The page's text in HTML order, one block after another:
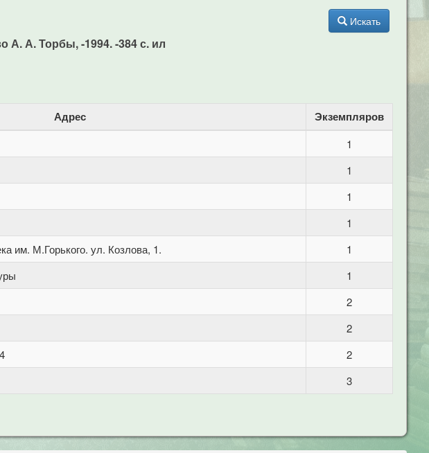
Искать
А. А. Торбы, -1994. -384 с. ил
Адрес Экземпляров
1
1
1
1
им. М.Горького. ул. Козлова, 1.
1
1
2
2
2
3